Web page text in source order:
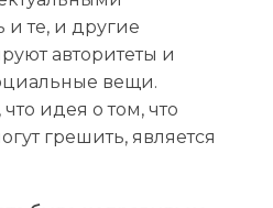
те, и другие
авторитеты и
вещи.
идея о том, что
грешить, является